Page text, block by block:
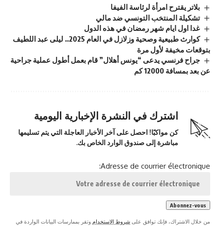
بلاتر يقترح امرأة لرئاسة الفيفا
تشكيلة المنتخب التونسي ضد مالي
غدا اول ايام شهر رمضان في هذه الدول
كوارث طبيعية وصحية وزلازل في العام 2025.. ليلى عبد اللطيف
بتوقعات مخيفة لأول مرة
جراح فرنسي يدعى “يونس أهلال” قام بعمل أطول عملية جراحية
عن بعد بمسافة 12000 كم
اشترك في النشرة الإخبارية اليومية
كن مواكبًا! احصل على آخر الأخبار العاجلة التي يتم تسليمها
مباشرة إلى صندوق الوارد الخاص بك.
Adresse de courrier électronique:
من خلال الاشتراك، فإنك توافق على شروط الاستخدام وتقر بممارسات البيانات الواردة في